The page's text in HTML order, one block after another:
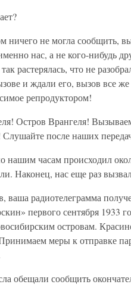
ничего не могла сообщить,
нас, а не кого-нибудь
растерялась, что не
и ждали его, вызов все
репродуктором!
Остров Врангеля!
после наших
нашим часам происходил
Наконец, нас еще раз
ваша радиотелеграмма
первого сентября 1933
островам.
меры к отправке
обещали сообщить